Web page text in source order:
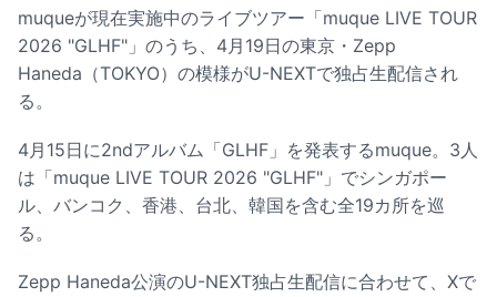
muqueが現在実施中のライブツアー「muque LIVE TOUR
2026 "GLHF"」のうち、4月19日の東京・Zepp
Haneda（TOKYO）の模様がU-NEXTで独占生配信され
る。
4月15日に2ndアルバム「GLHF」を発表するmuque。3人
は「muque LIVE TOUR 2026 "GLHF"」でシンガポー
ル、バンコク、香港、台北、韓国を含む全19カ所を巡
る。
Zepp Haneda公演のU-NEXT独占生配信に合わせて、Xで